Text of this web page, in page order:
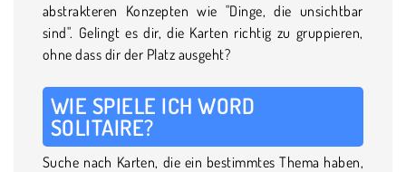
abstrakteren Konzepten wie "Dinge, die unsichtbar
sind". Gelingt es dir, die Karten richtig zu gruppieren,
ohne dass dir der Platz ausgeht?
WIE SPIELE ICH WORD
SOLITAIRE?
Suche nach Karten, die ein bestimmtes Thema haben,